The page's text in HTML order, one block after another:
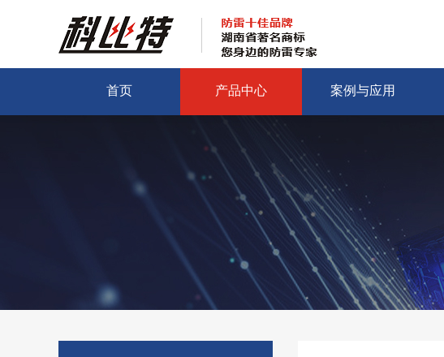
首页 产品中心 案例与应用